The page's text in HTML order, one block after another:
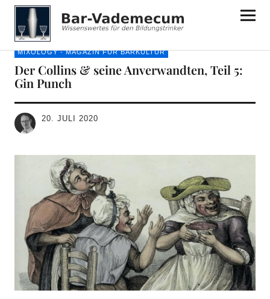
Bar-Vademecum
MIXOLOGY - MAGAZIN FÜR BARKULTUR
Der Collins & seine Anverwandten, Teil 5:
Gin Punch
20. JULI 2020